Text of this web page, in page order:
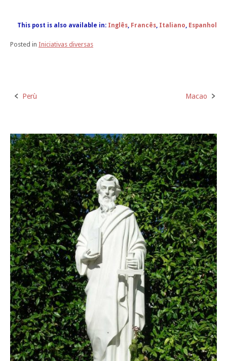
This post is also available in: Inglês Francês Italiano Espanhol
Posted in Iniciativas diversas
Post
Perù Macao